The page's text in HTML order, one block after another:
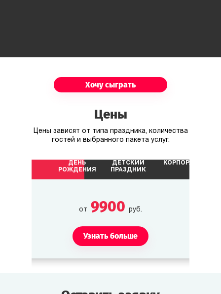
Хочу сыграть
Цены
Цены зависят от типа праздника, количества
гостей и выбранного пакета услуг.
ДЕНЬ
РОЖДЕНИЯ
ДЕТСКИЙ
ПРАЗДНИК
КОРПОРАТИВ
от 9900 руб.
Узнать больше